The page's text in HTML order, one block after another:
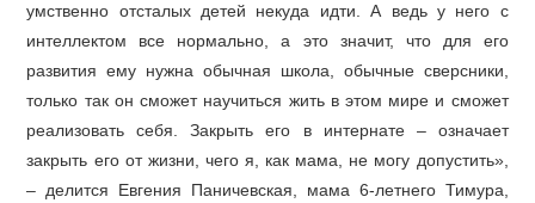
умственно отсталых детей некуда идти. А ведь у него с
интеллектом все нормально, а это значит, что для его
развития ему нужна обычная школа, обычные сверсники,
только так он сможет научиться жить в этом мире и сможет
реализовать себя. Закрыть его в интернате – означает
закрыть его от жизни, чего я, как мама, не могу допустить»,
– делится Евгения Паничевская, мама 6-летнего Тимура,